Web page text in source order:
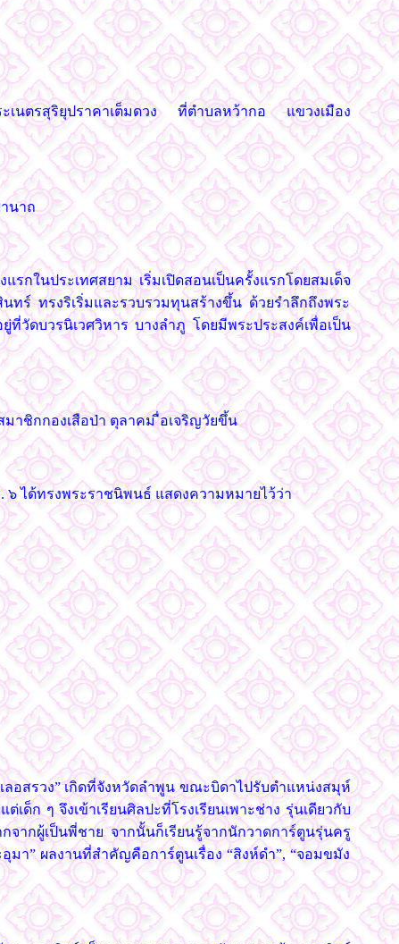
เนตรสุริยุปราคาเต็มดวง ที่ตำบลหว้ากอ แขวงเมือง
นาถ
กในประเทศสยาม เริ่มเปิดสอนเป็นครั้งแรกโดยสมเด็จ
ร์ ทรงริเริ่มและรวบรวมทุนสร้างขึ้น ด้วยรำลึกถึงพระ
วัดบวรนิเวศวิหาร บางลำภู โดยมีพระประสงค์เพื่อเป็น
มาชิกกองเสือป่า ตุลาคม ื่อเจริญวัยขึ้น
๖ ได้ทรงพระราชนิพนธ์ แสดงความหมายไว้ว่า
อสรวง” เกิดที่จังหวัดลำพูน ขณะบิดาไปรับตำแหน่งสมุห์
ก ๆ จึงเข้าเรียนศิลปะที่โรงเรียนเพาะช่าง รุ่นเดียวกับ
ากผู้เป็นพี่ชาย จากนั้นก็เรียนรู้จากนักวาดการ์ตูนรุ่นครู
า” ผลงานที่สำคัญคือการ์ตูนเรื่อง “สิงห์ดำ”, “จอมขมัง